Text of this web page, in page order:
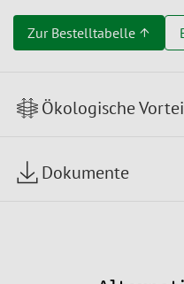
Zur Bestelltabelle ↑
Ökologische
Dokumente